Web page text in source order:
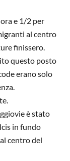
e 1/2 per
al centro
finissero.
questo posto
erano solo
è stato
in fundo
centro del